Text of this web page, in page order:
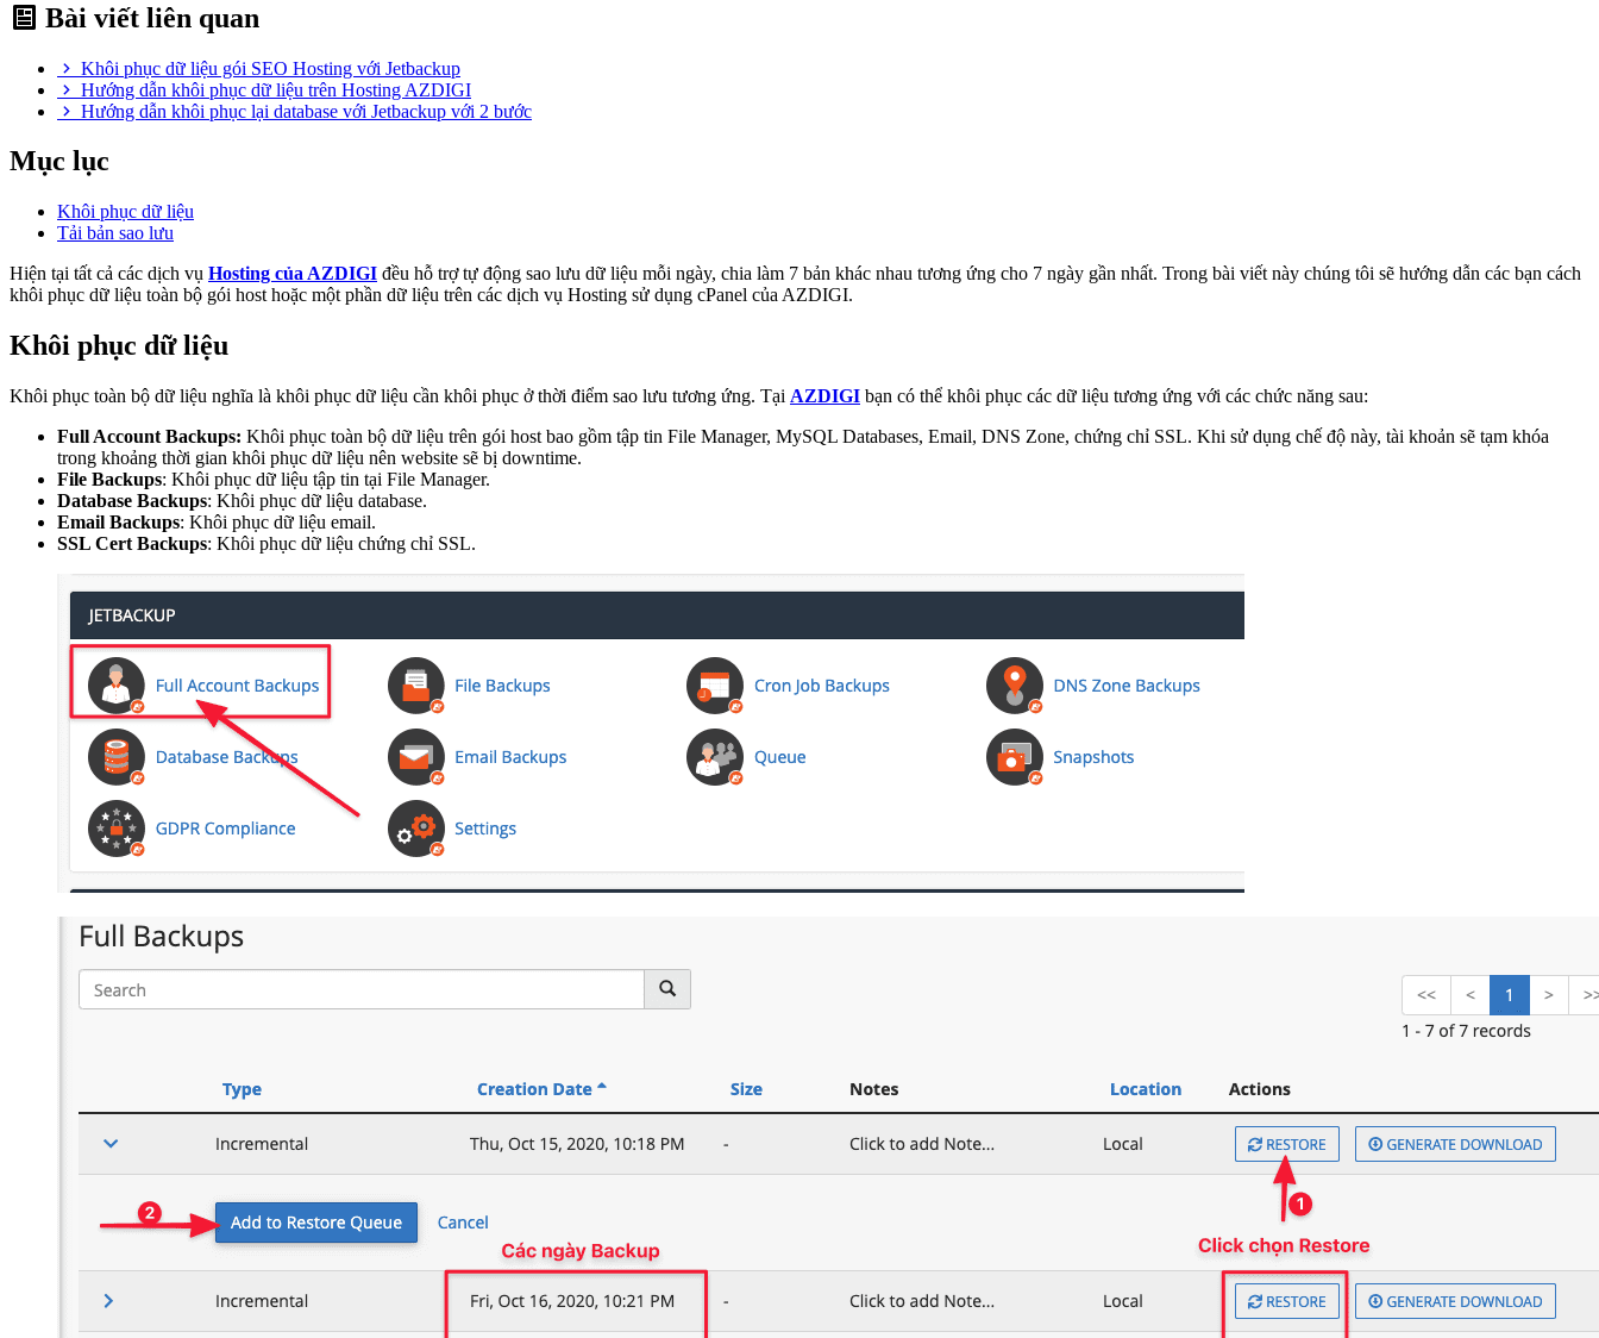
Bài viết liên quan
Khôi phục dữ liệu gói SEO Hosting với Jetbackup
Hướng dẫn khôi phục dữ liệu trên Hosting AZDIGI
Hướng dẫn khôi phục lại database với Jetbackup với 2 bước
Mục lục
Khôi phục dữ liệu
Tải bản sao lưu
Hiện tại tất cả các dịch vụ Hosting của AZDIGI đều hỗ trợ tự động sao lưu dữ liệu mỗi ngày, chia làm 7 bản khác nhau tương ứng cho 7 ngày gần nhất. Trong bài viết này chúng tôi sẽ hướng dẫn các bạn cách
khôi phục dữ liệu toàn bộ gói host hoặc một phần dữ liệu trên các dịch vụ Hosting sử dụng cPanel của AZDIGI.
Khôi phục dữ liệu
Khôi phục toàn bộ dữ liệu nghĩa là khôi phục dữ liệu cần khôi phục ở thời điểm sao lưu tương ứng. Tại AZDIGI bạn có thể khôi phục các dữ liệu tương ứng với các chức năng sau:
Full Account Backups: Khôi phục toàn bộ dữ liệu trên gói host bao gồm tập tin File Manager, MySQL Databases, Email, DNS Zone, chứng chỉ SSL. Khi sử dụng chế độ này, tài khoản sẽ tạm khóa
trong khoảng thời gian khôi phục dữ liệu nên website sẽ bị downtime.
File Backups: Khôi phục dữ liệu tập tin tại File Manager.
Database Backups: Khôi phục dữ liệu database.
Email Backups: Khôi phục dữ liệu email.
SSL Cert Backups: Khôi phục dữ liệu chứng chỉ SSL.